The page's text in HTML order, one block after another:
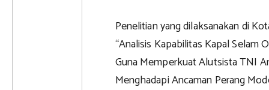
Penelitian yang dilaksanakan di
“Analisis Kapabilitas Kapal
Guna Memperkuat Alutsista TNI
Menghadapi Ancaman Perang